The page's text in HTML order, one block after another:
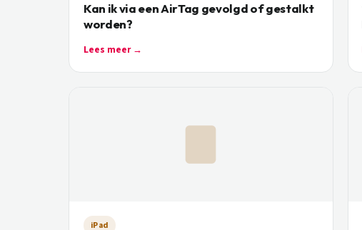
Kan ik via een AirTag gevolgd of gestalkt
worden?
Lees meer →
iPad